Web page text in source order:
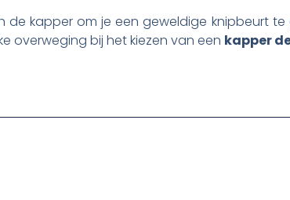
de kapper om je een geweldige knipbeurt
overweging bij het kiezen van een kapper